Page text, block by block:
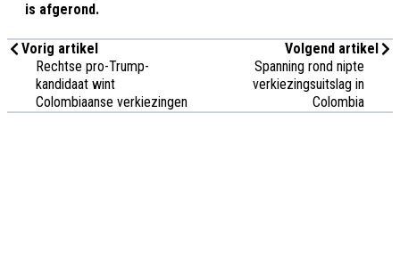
is afgerond.
Vorig artikel
Rechtse pro-Trump-
kandidaat wint
Colombiaanse verkiezingen
Volgend artikel
Spanning rond nipte
verkiezingsuitslag in
Colombia